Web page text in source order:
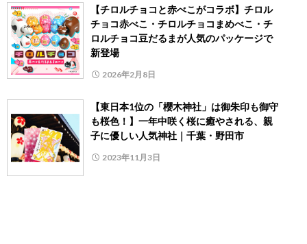
【チロルチョコと赤べこがコラボ】チロル
チョコ赤べこ・チロルチョコまめべこ・チ
ロルチョコ豆だるまが人気のパッケージで
新登場
2026年2月8日
【東日本1位の「櫻木神社」は御朱印も御守
も桜色！】一年中咲く桜に癒やされる、親
子に優しい人気神社｜千葉・野田市
2023年11月3日